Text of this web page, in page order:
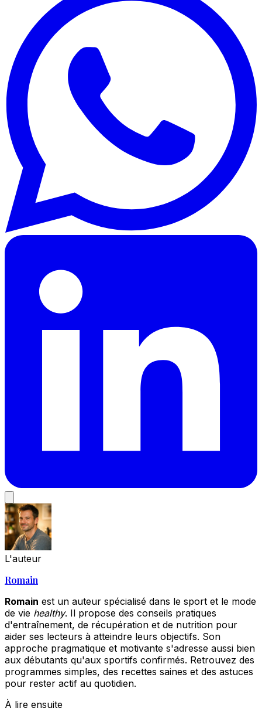
L'auteur
Romain
Romain est un auteur spécialisé dans le sport et le mode
de vie healthy. Il propose des conseils pratiques
d'entraînement, de récupération et de nutrition pour
aider ses lecteurs à atteindre leurs objectifs. Son
approche pragmatique et motivante s'adresse aussi bien
aux débutants qu'aux sportifs confirmés. Retrouvez des
programmes simples, des recettes saines et des astuces
pour rester actif au quotidien.
À lire ensuite